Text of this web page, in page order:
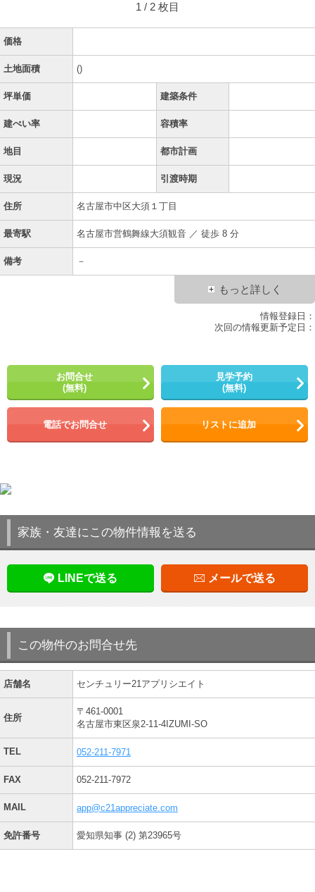
1 / 2 枚目
価格
土地面積 ()
坪単価 建築条件
建ぺい率 容積率
地目 都市計画
現況 引渡時期
住所 名古屋市中区大須１丁目
最寄駅 名古屋市営鶴舞線大須観音 ／ 徒歩 8 分
備考 －
もっと詳しく
情報登録日：
次回の情報更新予定日：
お問合せ
(無料)
見学予約
(無料)
電話でお問合せ リストに追加
家族・友達にこの物件情報を送る
LINEで送る メールで送る
この物件のお問合せ先
店舗名 センチュリー21アプリシエイト
住所
〒461-0001
名古屋市東区泉2-11-4IZUMI-SO
TEL 052-211-7971
FAX 052-211-7972
MAIL app@c21appreciate.com
免許番号 愛知県知事 (2) 第23965号